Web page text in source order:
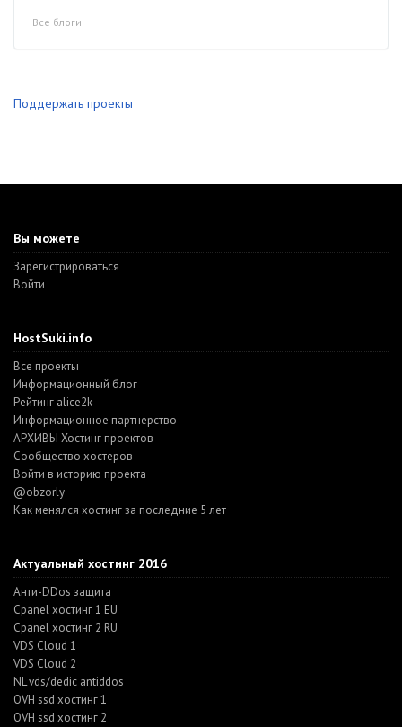
Все блоги
Поддержать проекты
Вы можете
Зарегистрироваться
Войти
HostSuki.info
Все проекты
Информационный блог
Рейтинг alice2k
Информационное партнерство
АРХИВЫ Хостинг проектов
Cообщество хостеров
Войти в историю проекта
@obzorly
Как менялся хостинг за последние 5 лет
Актуальный хостинг 2016
Анти-DDos защита
Cpanel хостинг 1 EU
Cpanel хостинг 2 RU
VDS Cloud 1
VDS Cloud 2
NL vds/dedic antiddos
OVH ssd хостинг 1
OVH ssd хостинг 2